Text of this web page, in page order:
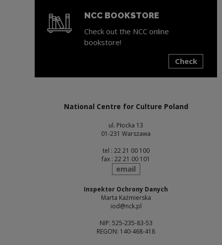
NCC BOOKSTORE
Check out the NCC online
bookstore!
Check
National Centre for Culture Poland
ul. Płocka 13
01-231 Warszawa
tel : 22 21 00 100
fax : 22 21 00 101
send
email
Inspektor Ochrony Danych
Marta Kaźmierska
iod@nck.pl
NIP: 525-235-83-53
REGON: 140-468-418